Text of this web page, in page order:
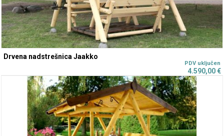
Drvena nadstrešnica Jaakko
4.590,00€